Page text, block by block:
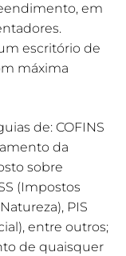
em
escritório de
máxima
de: COFINS
da
sobre
(Impostos
PIS
entre outros;
de quaisquer